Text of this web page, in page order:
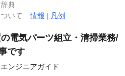
典
ついて情報 | 凡例
電気パーツ組立・清掃業務/
です
ンジニアガイド